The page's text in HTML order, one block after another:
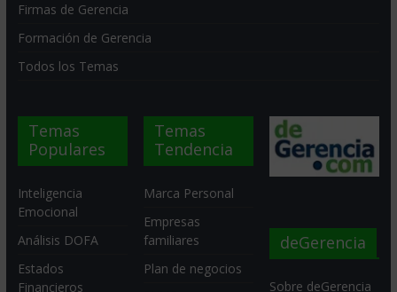
Firmas de Gerencia
Formación de Gerencia
Todos los Temas
Temas
Populares
Inteligencia
Emocional
Análisis DOFA
Estados
Financieros
Temas
Tendencia
Marca Personal
Empresas
familiares
Plan de negocios
deGerencia
Sobre deGerencia